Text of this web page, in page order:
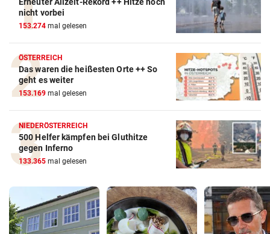
nicht vorbei
153.274 mal gelesen
ÖSTERREICH
Das waren die heißesten Orte ++ So
geht es weiter
153.169 mal gelesen
NIEDERÖSTERREICH
500 Helfer kämpfen bei Gluthitze
gegen Inferno
133.365 mal gelesen